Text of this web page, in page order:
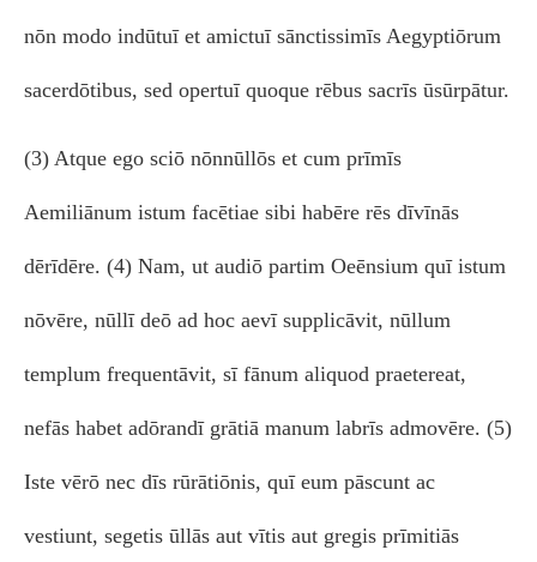
nōn modo indūtuī et amictuī sānctissimīs Aegyptiōrum
sacerdōtibus, sed opertuī quoque rēbus sacrīs ūsūrpātur.
(3) Atque ego sciō nōnnūllōs et cum prīmīs
Aemiliānum istum facētiae sibi habēre rēs dīvīnās
dērīdēre. (4) Nam, ut audiō partim Oeēnsium quī istum
nōvēre, nūllī deō ad hoc aevī supplicāvit, nūllum
templum frequentāvit, sī fānum aliquod praetereat,
nefās habet adōrandī grātiā manum labrīs admovēre. (5)
Iste vērō nec dīs rūrātiōnis, quī eum pāscunt ac
vestiunt, segetis ūllās aut vītis aut gregis prīmitiās